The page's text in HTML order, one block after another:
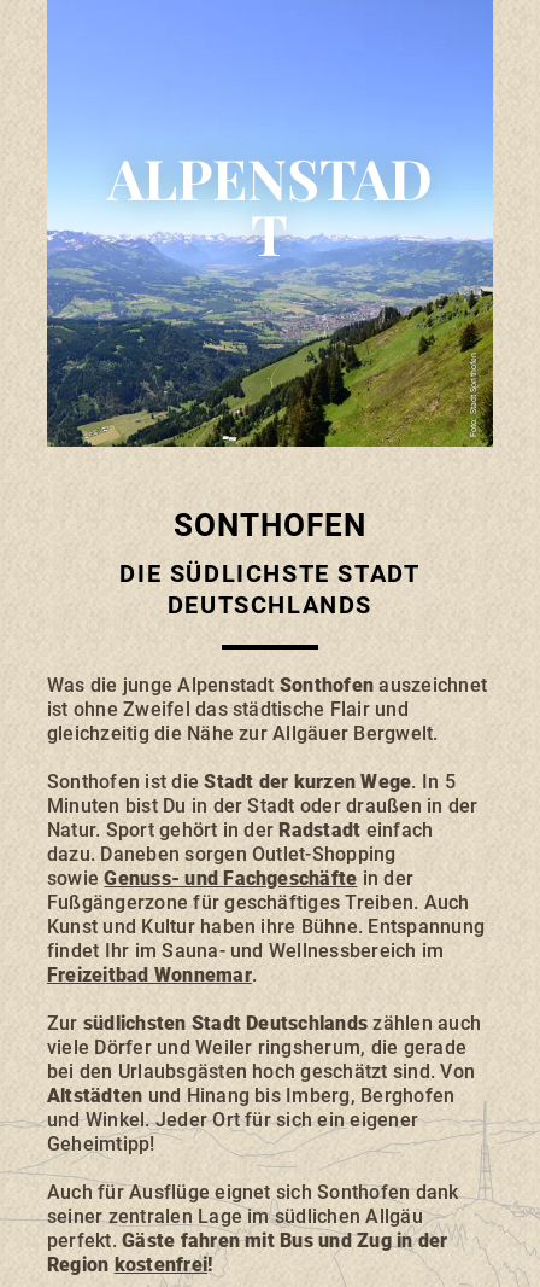
Zum
Hauptinhalt
springen
Zur
Navigation
springen
Zum
Footer
springen
Menü
Städte & Gemeinden
Die Region Alpsee-Grünten
Sonthofen
Immenstadt
Rettenberg
Blaichach-Gunzesried
Burgberg
SONTHOFEN IMMENSTADT
RETTENBERG
BLAICHACH-GUNZESRIED
BURGBERG
ERLEBNISSE
Suchbegriff
Suchen
Foto: Stadt Sonthofen
ALPENSTAD
T
SONTHOFEN
DIE SÜDLICHSTE STADT
DEUTSCHLANDS
Was die junge Alpenstadt Sonthofenauszeichnet
ist ohne Zweifel das städtische Flair und
gleichzeitig die Nähe zur Allgäuer Bergwelt.
Sonthofen ist dieStadt der kurzen Wege. In 5
Minuten bist Du in der Stadt oder draußen in der
Natur. Sport gehört in derRadstadt einfach
dazu. Daneben sorgen Outlet-Shopping
sowieGenuss- und Fachgeschäfte in der
Fußgängerzone für geschäftiges Treiben. Auch
Kunst und Kultur haben ihre Bühne. Entspannung
findet Ihr im Sauna- und Wellnessbereich im
Freizeitbad Wonnemar.
Zur südlichsten Stadt Deutschlands zählen auch
viele Dörfer und Weiler ringsherum, die gerade
bei den Urlaubsgästen hoch geschätzt sind. Von
Altstädten und Hinang bis Imberg, Berghofen
und Winkel. Jeder Ort für sich ein eigener
Geheimtipp!
Auch für Ausflüge eignet sich Sonthofen dank
seiner zentralen Lage im südlichen Allgäu
perfekt.Gäste fahren mit Bus und Zug in der
Region kostenfrei!